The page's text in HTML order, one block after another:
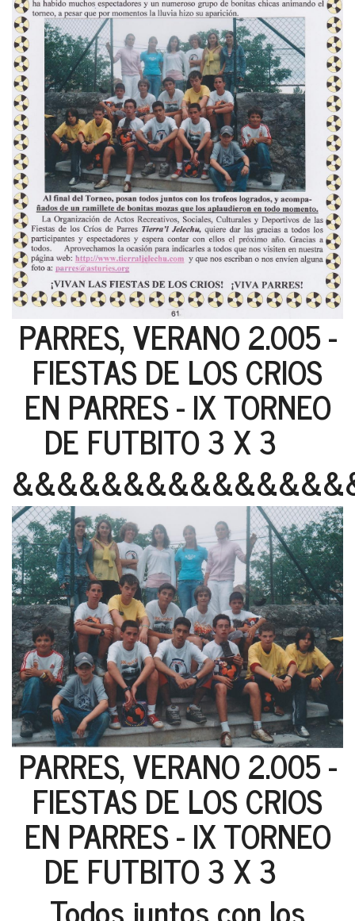
PARRES, VERANO 2.005 -
FIESTAS DE LOS CRIOS
EN PARRES - IX TORNEO
DE FUTBITO 3 X 3
PARRES, VERANO 2.005 -
FIESTAS DE LOS CRIOS
EN PARRES - IX TORNEO
DE FUTBITO 3 X 3